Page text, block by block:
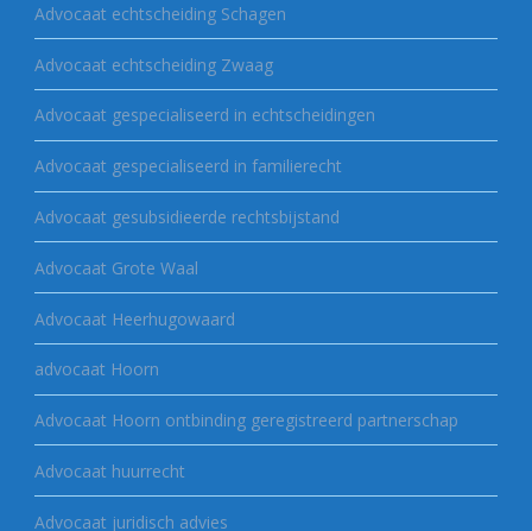
Advocaat echtscheiding Schagen
Advocaat echtscheiding Zwaag
Advocaat gespecialiseerd in echtscheidingen
Advocaat gespecialiseerd in familierecht
Advocaat gesubsidieerde rechtsbijstand
Advocaat Grote Waal
Advocaat Heerhugowaard
advocaat Hoorn
Advocaat Hoorn ontbinding geregistreerd partnerschap
Advocaat huurrecht
Advocaat juridisch advies